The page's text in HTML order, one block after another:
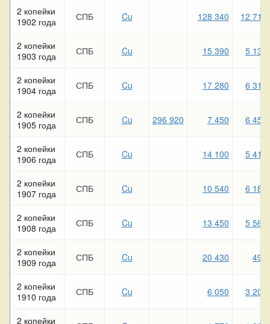
2 копейки
1902 года
СПБ Cu 128 340 12 710
2 копейки
1903 года
СПБ Cu 15 390 5 130
2 копейки
1904 года
СПБ Cu 17 280 6 310
2 копейки
1905 года
СПБ Cu 296 920 7 450 6 450
2 копейки
1906 года
СПБ Cu 14 100 5 410
2 копейки
1907 года
СПБ Cu 10 540 6 180
2 копейки
1908 года
СПБ Cu 13 450 5 560
2 копейки
1909 года
СПБ Cu 20 430 490
2 копейки
1910 года
СПБ Cu 6 050 3 200
2 копейки